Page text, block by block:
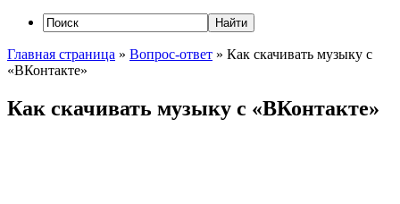
Главная страница » Вопрос-ответ » Как скачивать музыку с
«ВКонтакте»
Как скачивать музыку с «ВКонтакте»